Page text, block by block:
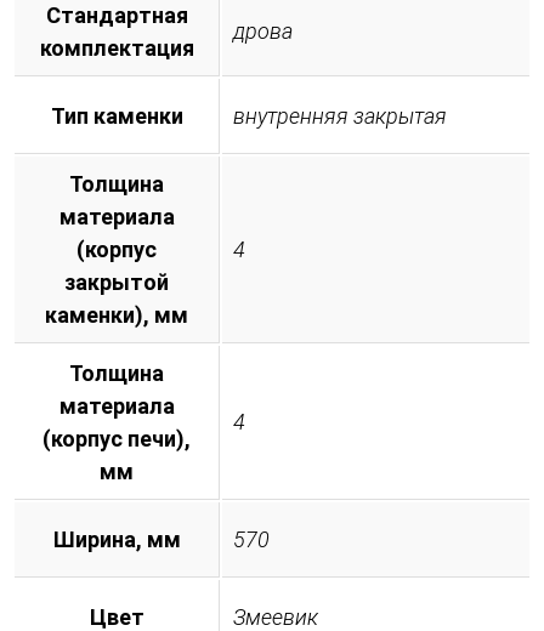
Стандартная
комплектация
дрова
Тип каменки внутренняя закрытая
Толщина
материала
(корпус
закрытой
каменки), мм
4
Толщина
материала
(корпус печи),
мм
4
Ширина, мм 570
Цвет Змеевик